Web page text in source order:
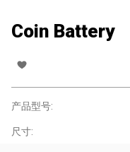
Coin Battery
产品型号:
尺寸: